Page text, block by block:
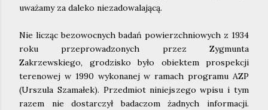
uważamy za daleko niezadowalającą.
Nie licząc bezowocnych badań powierzchniowych z 1934
roku przeprowadzonych przez Zygmunta
Zakrzewskiego, grodzisko było obiektem prospekcji
terenowej w 1990 wykonanej w ramach programu AZP
(Urszula Szamałek). Przedmiot niniejszego wpisu i tym
razem nie dostarczył badaczom żadnych informacji.